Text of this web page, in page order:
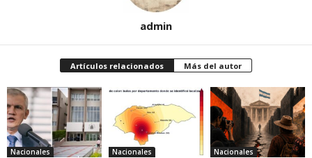
admin
Artículos relacionados Más del autor
Nacionales Nacionales Nacionales